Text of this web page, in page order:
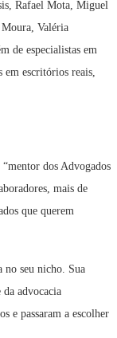
Rafael Mota, Miguel
Valéria
de especialistas em
em escritórios reais,
dos Advogados
mais de
que querem
no seu nicho. Sua
advocacia
e passaram a escolher